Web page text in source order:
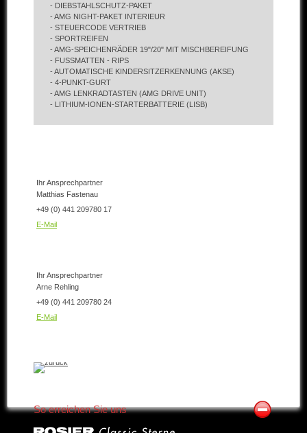
- DIEBSTAHLSCHUTZ-PAKET
- AMG NIGHT-PAKET INTERIEUR
- STEUERCODE VERTRIEB
- SPORTREIFEN
- AMG-SPEICHENRÄDER 19"/20" MIT MISCHBEREIFUNG
- FUSSMATTEN - RIPS
- AUTOMATISCHE KINDERSITZERKENNUNG (AKSE)
- 4-PUNKT-GURT
- AMG LENKRADTASTEN (AMG DRIVE UNIT)
- LITHIUM-IONEN-STARTERBATTERIE (LISB)
Ihr Ansprechpartner
Matthias Fastenau
+49 (0) 441 209780 17
E-Mail
Ihr Ansprechpartner
Arne Rehling
+49 (0) 441 209780 24
E-Mail
So erreichen Sie uns